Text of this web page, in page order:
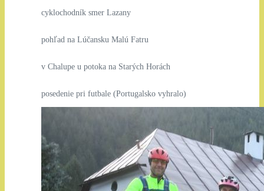
cyklochodník smer Lazany
pohľad na Lúčansku Malú Fatru
v Chalupe u potoka na Starých Horách
posedenie pri futbale (Portugalsko vyhralo)